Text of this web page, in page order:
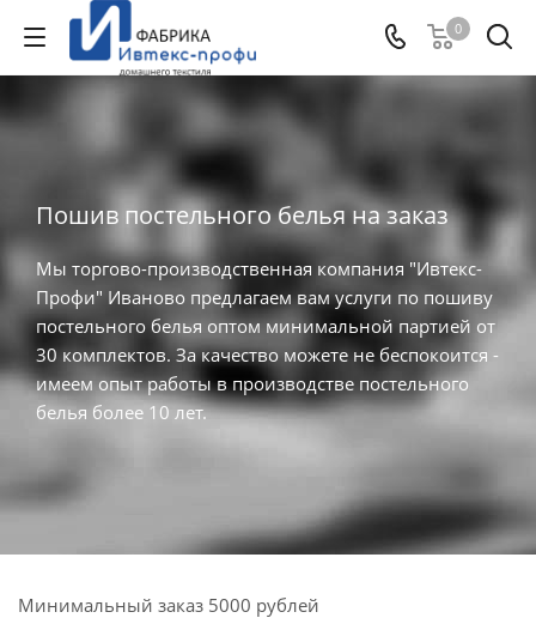
0
Пошив постельного белья на заказ
Мы торгово-производственная компания "Ивтекс-
Профи" Иваново предлагаем вам услуги по пошиву
постельного белья оптом минимальной партией от
30 комплектов. За качество можете не беспокоится -
имеем опыт работы в производстве постельного
белья более 10 лет.
Минимальный заказ 5000 рублей